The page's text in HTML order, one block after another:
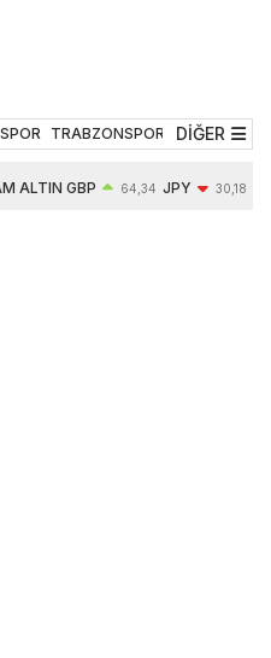
SPOR TRABZONSPOR TEKNOLOJİ
DİĞER
ALTIN GBP 64,34 JPY 30,18